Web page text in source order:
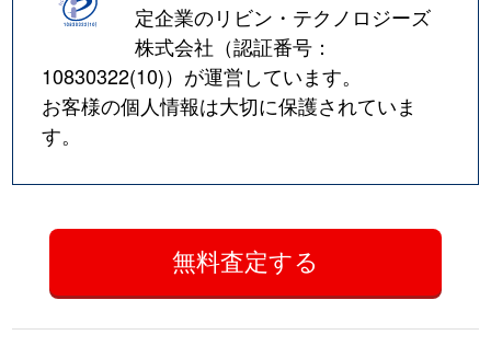
定企業のリビン・テクノロジーズ
株式会社（認証番号：
10830322(10)）が運営しています。
お客様の個人情報は大切に保護されていま
す。